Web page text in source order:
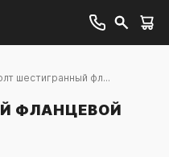
шестигранный фл...
ФЛАНЦЕВОЙ